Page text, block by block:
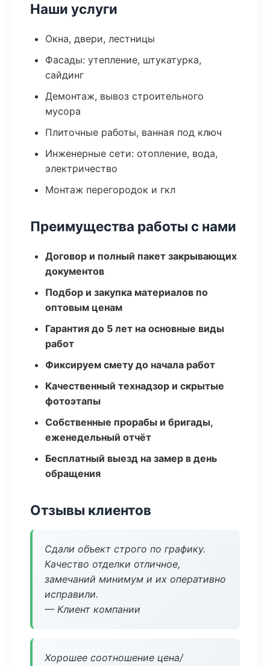
Наши услуги
Окна, двери, лестницы
Фасады: утепление, штукатурка,
сайдинг
Демонтаж, вывоз строительного
мусора
Плиточные работы, ванная под ключ
Инженерные сети: отопление, вода,
электричество
Монтаж перегородок и гкл
Преимущества работы с нами
Договор и полный пакет закрывающих
документов
Подбор и закупка материалов по
оптовым ценам
Гарантия до 5 лет на основные виды
работ
Фиксируем смету до начала работ
Качественный технадзор и скрытые
фотоэтапы
Собственные прорабы и бригады,
еженедельный отчёт
Бесплатный выезд на замер в день
обращения
Отзывы клиентов
Сдали объект строго по графику.
Качество отделки отличное,
замечаний минимум и их оперативно
исправили.
— Клиент компании
Хорошее соотношение цена/